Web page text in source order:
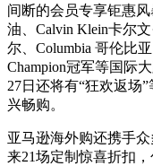
间断的会员专享钜惠风
油、Calvin Klein卡尔
尔、Columbia 哥伦比
Champion冠军等国际
27日还将有“狂欢返场
兴畅购。
亚马逊海外购还携手
来21场定制惊喜折扣，